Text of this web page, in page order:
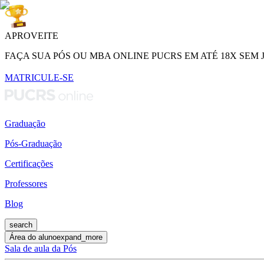
APROVEITE
FAÇA SUA PÓS OU MBA ONLINE PUCRS EM ATÉ 18X SEM
MATRICULE-SE
Graduação
Pós-Graduação
Certificações
Professores
Blog
search
Área do alunoexpand_more
Sala de aula da Pós